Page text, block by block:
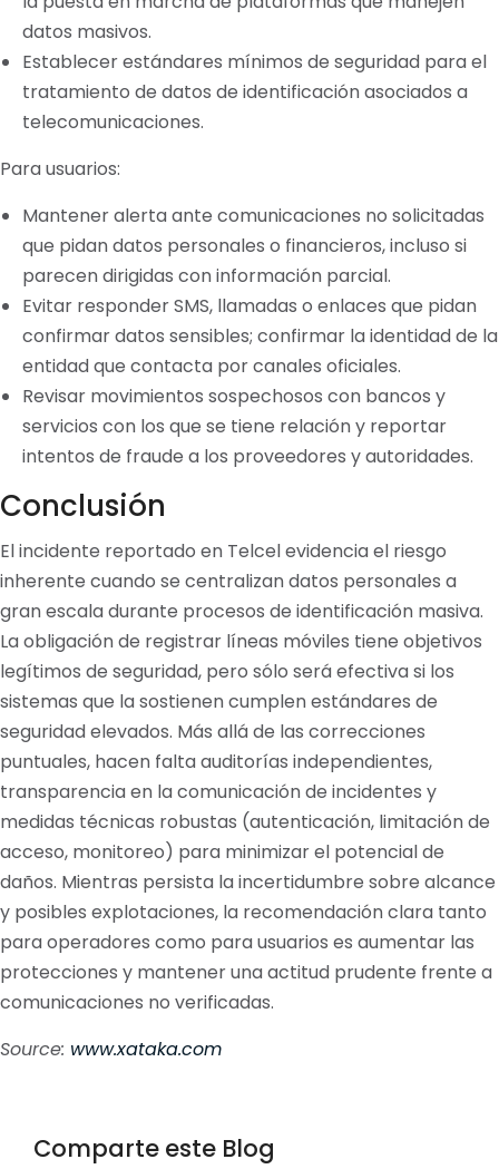
datos masivos.
Establecer estándares mínimos de seguridad para el
tratamiento de datos de identificación asociados a
telecomunicaciones.
Para usuarios:
Mantener alerta ante comunicaciones no solicitadas
que pidan datos personales o financieros, incluso si
parecen dirigidas con información parcial.
Evitar responder SMS, llamadas o enlaces que pidan
confirmar datos sensibles; confirmar la identidad de la
entidad que contacta por canales oficiales.
Revisar movimientos sospechosos con bancos y
servicios con los que se tiene relación y reportar
intentos de fraude a los proveedores y autoridades.
Conclusión
El incidente reportado en Telcel evidencia el riesgo
inherente cuando se centralizan datos personales a
gran escala durante procesos de identificación masiva.
La obligación de registrar líneas móviles tiene objetivos
legítimos de seguridad, pero sólo será efectiva si los
sistemas que la sostienen cumplen estándares de
seguridad elevados. Más allá de las correcciones
puntuales, hacen falta auditorías independientes,
transparencia en la comunicación de incidentes y
medidas técnicas robustas (autenticación, limitación de
acceso, monitoreo) para minimizar el potencial de
daños. Mientras persista la incertidumbre sobre alcance
y posibles explotaciones, la recomendación clara tanto
para operadores como para usuarios es aumentar las
protecciones y mantener una actitud prudente frente a
comunicaciones no verificadas.
Source: www.xataka.com
Comparte este Blog